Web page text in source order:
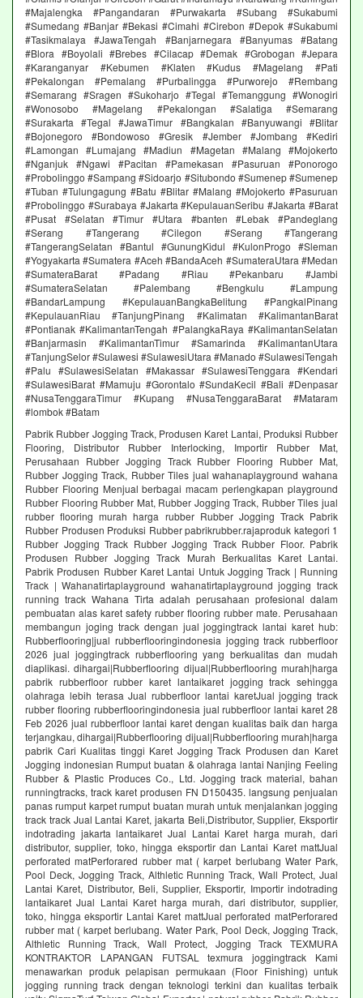
#Majalengka #Pangandaran #Purwakarta #Subang #Sukabumi
#Sumedang #Banjar #Bekasi #Cimahi #Cirebon #Depok #Sukabumi
#Tasikmalaya #JawaTengah #Banjarnegara #Banyumas #Batang
#Blora #Boyolali #Brebes #Cilacap #Demak #Grobogan #Jepara
#Karanganyar #Kebumen #Klaten #Kudus #Magelang #Pati
#Pekalongan #Pemalang #Purbalingga #Purworejo #Rembang
#Semarang #Sragen #Sukoharjo #Tegal #Temanggung #Wonogiri
#Wonosobo #Magelang #Pekalongan #Salatiga #Semarang
#Surakarta #Tegal #JawaTimur #Bangkalan #Banyuwangi #Blitar
#Bojonegoro #Bondowoso #Gresik #Jember #Jombang #Kediri
#Lamongan #Lumajang #Madiun #Magetan #Malang #Mojokerto
#Nganjuk #Ngawi #Pacitan #Pamekasan #Pasuruan #Ponorogo
#Probolinggo #Sampang #Sidoarjo #Situbondo #Sumenep #Sumenep
#Tuban #Tulungagung #Batu #Blitar #Malang #Mojokerto #Pasuruan
#Probolinggo #Surabaya #Jakarta #KepulauanSeribu #Jakarta #Barat
#Pusat #Selatan #Timur #Utara #banten #Lebak #Pandeglang
#Serang #Tangerang #Cilegon #Serang #Tangerang
#TangerangSelatan #Bantul #GunungKidul #KulonProgo #Sleman
#Yogyakarta #Sumatera #Aceh #BandaAceh #SumateraUtara #Medan
#SumateraBarat #Padang #Riau #Pekanbaru #Jambi
#SumateraSelatan #Palembang #Bengkulu #Lampung
#BandarLampung #KepulauanBangkaBelitung #PangkalPinang
#KepulauanRiau #TanjungPinang #Kalimatan #KalimantanBarat
#Pontianak #KalimantanTengah #PalangkaRaya #KalimantanSelatan
#Banjarmasin #KalimantanTimur #Samarinda #KalimantanUtara
#TanjungSelor #Sulawesi #SulawesiUtara #Manado #SulawesiTengah
#Palu #SulawesiSelatan #Makassar #SulawesiTenggara #Kendari
#SulawesiBarat #Mamuju #Gorontalo #SundaKecil #Bali #Denpasar
#NusaTenggaraTimur #Kupang #NusaTenggaraBarat #Mataram
#lombok #Batam
Pabrik Rubber Jogging Track, Produsen Karet Lantai, Produksi Rubber
Flooring, Distributor Rubber Interlocking, Importir Rubber Mat,
Perusahaan Rubber Jogging Track Rubber Flooring Rubber Mat,
Rubber Jogging Track, Rubber Tiles jual wahanaplayground wahana
Rubber Flooring Menjual berbagai macam perlengkapan playground
Rubber Flooring Rubber Mat, Rubber Jogging Track, Rubber Tiles jual
rubber flooring murah harga rubber Rubber Jogging Track Pabrik
Rubber Produsen Produksi Rubber pabrikrubber.rajaproduk kategori 1
Rubber Jogging Track Rubber Jogging Track Rubber Floor. Pabrik
Produsen Rubber Jogging Track Murah Berkualitas Karet Lantai.
Pabrik Produsen Rubber Karet Lantai Untuk Jogging Track | Running
Track | Wahanatirtaplayground wahanatirtaplayground jogging track
running track Wahana Tirta adalah perusahaan profesional dalam
pembuatan alas karet safety rubber flooring rubber mate. Perusahaan
membangun joging track dengan jual joggingtrack lantai karet hub:
Rubberflooring|jual rubberflooringindonesia jogging track rubberfloor
2026 jual joggingtrack rubberflooring yang berkualitas dan mudah
diaplikasi. dihargai|Rubberflooring dijual|Rubberflooring murah|harga
pabrik rubberfloor rubber karet lantaikaret jogging track sehingga
olahraga lebih terasa Jual rubberfloor lantai karetJual jogging track
rubber flooring rubberflooringindonesia jual rubberfloor lantai karet 28
Feb 2026 jual rubberfloor lantai karet dengan kualitas baik dan harga
terjangkau, dihargai|Rubberflooring dijual|Rubberflooring murah|harga
pabrik Cari Kualitas tinggi Karet Jogging Track Produsen dan Karet
Jogging indonesian Rumput buatan & olahraga lantai Nanjing Feeling
Rubber & Plastic Produces Co., Ltd. Jogging track material, bahan
runningtracks, track karet produsen FN D150435. langsung penjualan
panas rumput karpet rumput buatan murah untuk menjalankan jogging
track track Jual Lantai Karet, jakarta Beli,Distributor, Supplier, Eksportir
indotrading jakarta lantaikaret Jual Lantai Karet harga murah, dari
distributor, supplier, toko, hingga eksportir dan Lantai Karet mattJual
perforated matPerforared rubber mat ( karpet berlubang Water Park,
Pool Deck, Jogging Track, Althletic Running Track, Wall Protect, Jual
Lantai Karet, Distributor, Beli, Supplier, Eksportir, Importir indotrading
lantaikaret Jual Lantai Karet harga murah, dari distributor, supplier,
toko, hingga eksportir Lantai Karet mattJual perforated matPerforared
rubber mat ( karpet berlubang. Water Park, Pool Deck, Jogging Track,
Althletic Running Track, Wall Protect, Jogging Track TEXMURA
KONTRAKTOR LAPANGAN FUTSAL texmura joggingtrack Kami
menawarkan produk pelapisan permukaan (Floor Finishing) untuk
jogging running track dengan teknologi terkini dan kualitas terbaik